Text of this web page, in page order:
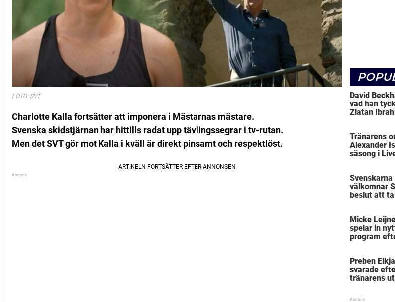
FOTO: SVT
Charlotte Kalla fortsätter att imponera i Mästarnas mästare.
Svenska skidstjärnan har hittills radat upp tävlingssegrar i tv-rutan.
Men det SVT gör mot Kalla i kväll är direkt pinsamt och respektlöst.
David
vad han
Zlatan
Tränarens
Alexander
säsong i
Svenskarna
välkomnar
beslut att
Micke
spelar in
program
Preben
svarade
tränarens